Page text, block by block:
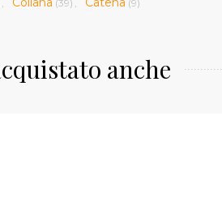
, (39) , (9)
anche